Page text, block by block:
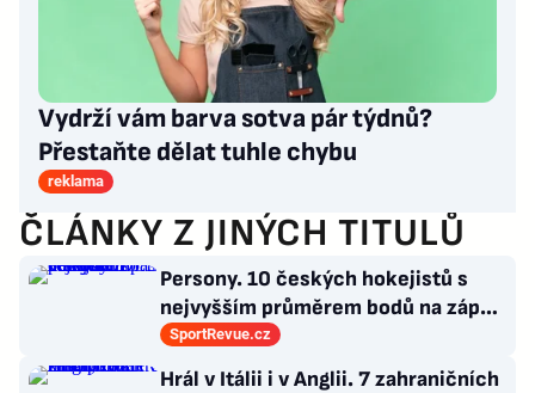
Vydrží vám barva sotva pár týdnů?
Přestaňte dělat tuhle chybu
reklama
ČLÁNKY Z JINÝCH TITULŮ
Persony. 10 českých hokejistů s
nejvyšším průměrem bodů na zápas
v historii německé DEL
SportRevue.cz
Hrál v Itálii i v Anglii. 7 zahraničních